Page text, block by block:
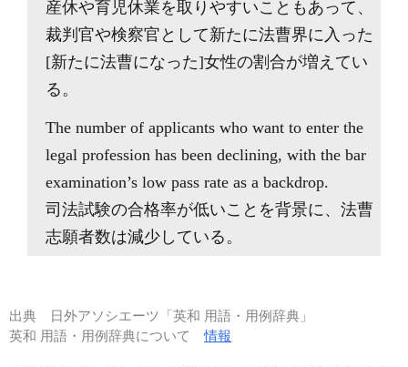
産休や育児休業を取りやすいこともあって、
裁判官や検察官として新たに法曹界に入った
[新たに法曹になった]女性の割合が増えてい
る。
The number of applicants who want to enter the
legal profession has been declining, with the bar
examination’s low pass rate as a backdrop.
司法試験の合格率が低いことを背景に、法曹
志願者数は減少している。
出典
日外アソシエーツ「英和 用語・用例辞典」
英和 用語・用例辞典について情報